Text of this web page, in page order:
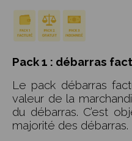
Pack 1 : débarras
Le pack débarras
valeur de la
du débarras. C’est
majorité des débarras.